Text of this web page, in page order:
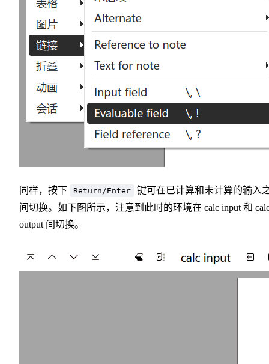
同样，按下 Return/Enter
键可在已计算和未计算的输入
间切换。如下图所示，注意到此时的环境在 calc input 和
output 间切换。